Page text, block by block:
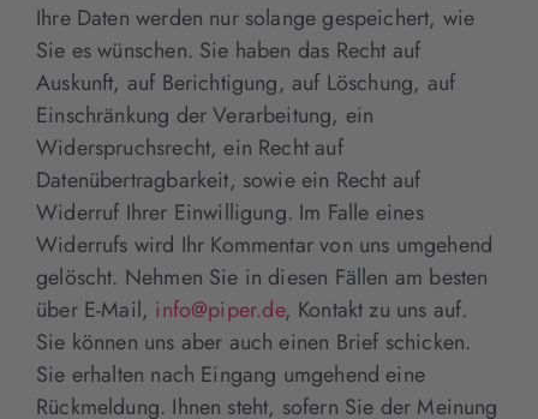
Ihre Daten werden nur solange gespeichert, wie
Sie es wünschen. Sie haben das Recht auf
Auskunft, auf Berichtigung, auf Löschung, auf
Einschränkung der Verarbeitung, ein
Widerspruchsrecht, ein Recht auf
Datenübertragbarkeit, sowie ein Recht auf
Widerruf Ihrer Einwilligung. Im Falle eines
Widerrufs wird Ihr Kommentar von uns umgehend
gelöscht. Nehmen Sie in diesen Fällen am besten
über E-Mail, info@piper.de, Kontakt zu uns auf.
Sie können uns aber auch einen Brief schicken.
Sie erhalten nach Eingang umgehend eine
Rückmeldung. Ihnen steht, sofern Sie der Meinung